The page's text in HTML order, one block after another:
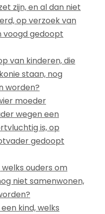
zijn, en al dan niet
op verzoek van
voogd gedoopt
van kinderen, die
staan, nog
worden?
moeder
wegen een
is, op
gedoopt
welks ouders om
niet samenwonen,
kind, welks